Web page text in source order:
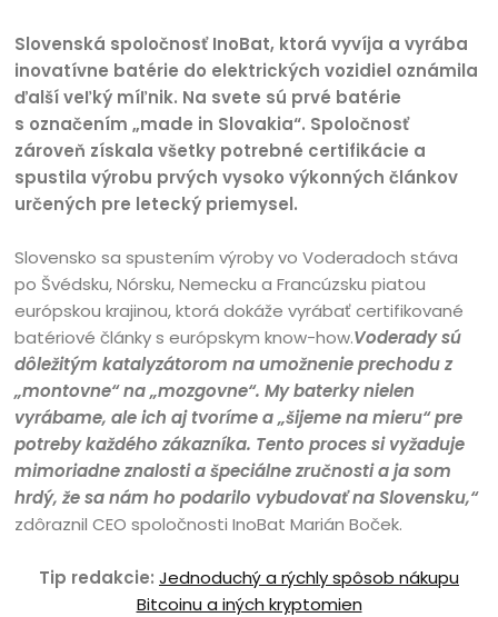
Slovenská spoločnosť InoBat, ktorá vyvíja a vyrába
inovatívne batérie do elektrických vozidiel oznámila
ďalší veľký míľnik. Na svete sú prvé batérie
s označením „made in Slovakia“. Spoločnosť
zároveň získala všetky potrebné certifikácie a
spustila výrobu prvých vysoko výkonných článkov
určených pre letecký priemysel.
Slovensko sa spustením výroby vo Voderadoch stáva
po Švédsku, Nórsku, Nemecku a Francúzsku piatou
európskou krajinou, ktorá dokáže vyrábať certifikované
batériové články s európskym know-how.Voderady sú
dôležitým katalyzátorom na umožnenie prechodu z
„montovne“ na „mozgovne“. My baterky nielen
vyrábame, ale ich aj tvoríme a „šijeme na mieru“ pre
potreby každého zákazníka. Tento proces si vyžaduje
mimoriadne znalosti a špeciálne zručnosti a ja som
hrdý, že sa nám ho podarilo vybudovať na Slovensku,“
zdôraznil CEO spoločnosti InoBat Marián Boček.
Tip redakcie: Jednoduchý a rýchly spôsob nákupu
Bitcoinu a iných kryptomien